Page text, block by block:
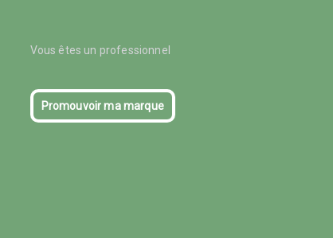
Vous êtes un professionnel
Promouvoir ma marque